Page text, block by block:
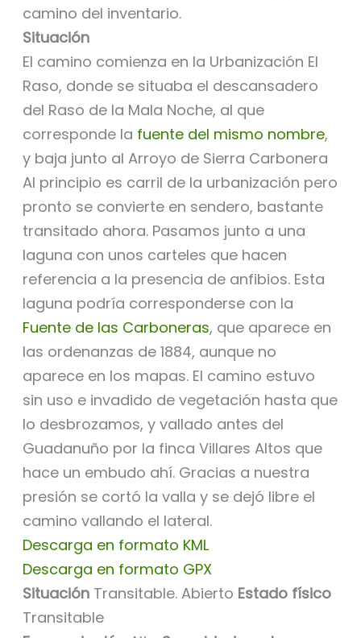
camino del inventario.
Situación
El camino comienza en la Urbanización El
Raso, donde se situaba el descansadero
del Raso de la Mala Noche, al que
corresponde la fuente del mismo nombre,
y baja junto al Arroyo de Sierra Carbonera
Al principio es carril de la urbanización pero
pronto se convierte en sendero, bastante
transitado ahora. Pasamos junto a una
laguna con unos carteles que hacen
referencia a la presencia de anfibios. Esta
laguna podría corresponderse con la
Fuente de las Carboneras, que aparece en
las ordenanzas de 1884, aunque no
aparece en los mapas. El camino estuvo
sin uso e invadido de vegetación hasta que
lo desbrozamos, y vallado antes del
Guadanuño por la finca Villares Altos que
hace un embudo ahí. Gracias a nuestra
presión se cortó la valla y se dejó libre el
camino vallando el lateral.
Descarga en formato KML
Descarga en formato GPX
SituaciónTransitable. Abierto Estado físico
Transitable